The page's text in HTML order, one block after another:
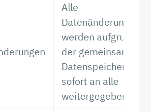
Alle
Datenänderungen
werden aufgrund
der gemeinsamen
Datenspeicherung
sofort an alle
weitergegeben.